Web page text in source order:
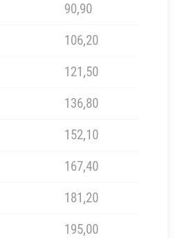
90,90
106,20
121,50
136,80
152,10
167,40
181,20
195,00